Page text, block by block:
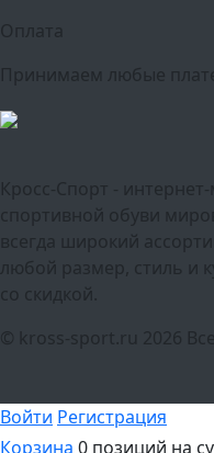
Оплата
Принимаем любые
Кросс-Спорт -
спортивной обуви
всегда широкий
любой размер, стиль и
со скидкой.
© kross-sport.ru
2026
Войти Регистрация
Корзина 0 позиций на